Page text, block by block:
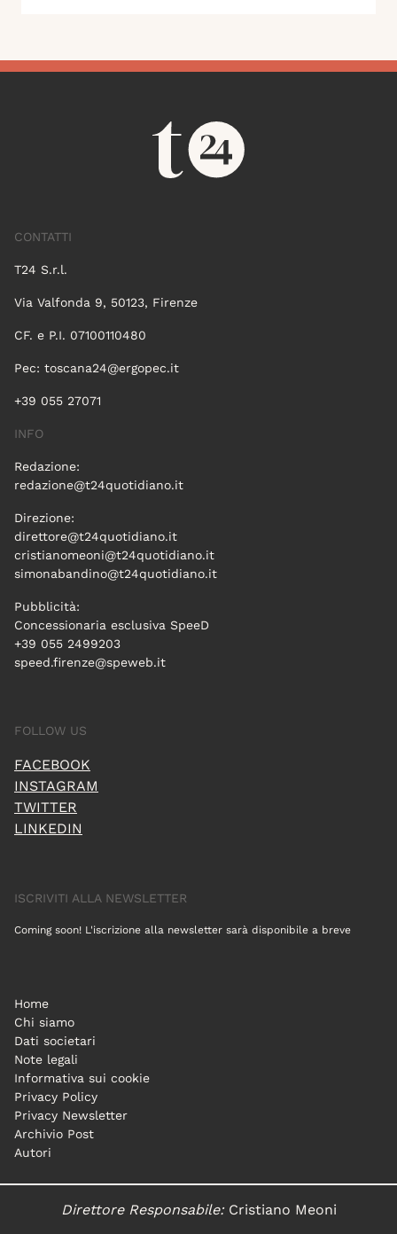
CONTATTI
T24 S.r.l.
Via Valfonda 9, 50123, Firenze
CF. e P.I. 07100110480
Pec: toscana24@ergopec.it
+39 055 27071
INFO
Redazione:
redazione@t24quotidiano.it
Direzione:
direttore@t24quotidiano.it
cristianomeoni@t24quotidiano.it
simonabandino@t24quotidiano.it
Pubblicità:
Concessionaria esclusiva SpeeD
+39 055 2499203
speed.firenze@speweb.it
FOLLOW US
FACEBOOK
INSTAGRAM
TWITTER
LINKEDIN
ISCRIVITI ALLA NEWSLETTER
Coming soon! L'iscrizione alla newsletter sarà disponibile a breve
Home
Chi siamo
Dati societari
Note legali
Informativa sui cookie
Privacy Policy
Privacy Newsletter
Archivio Post
Autori
Direttore Responsabile:Cristiano Meoni